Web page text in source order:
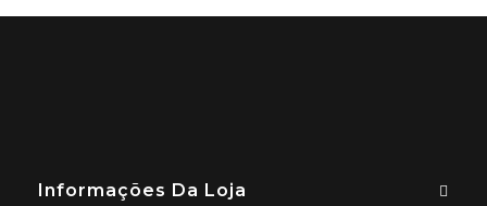
Informações Da Loja